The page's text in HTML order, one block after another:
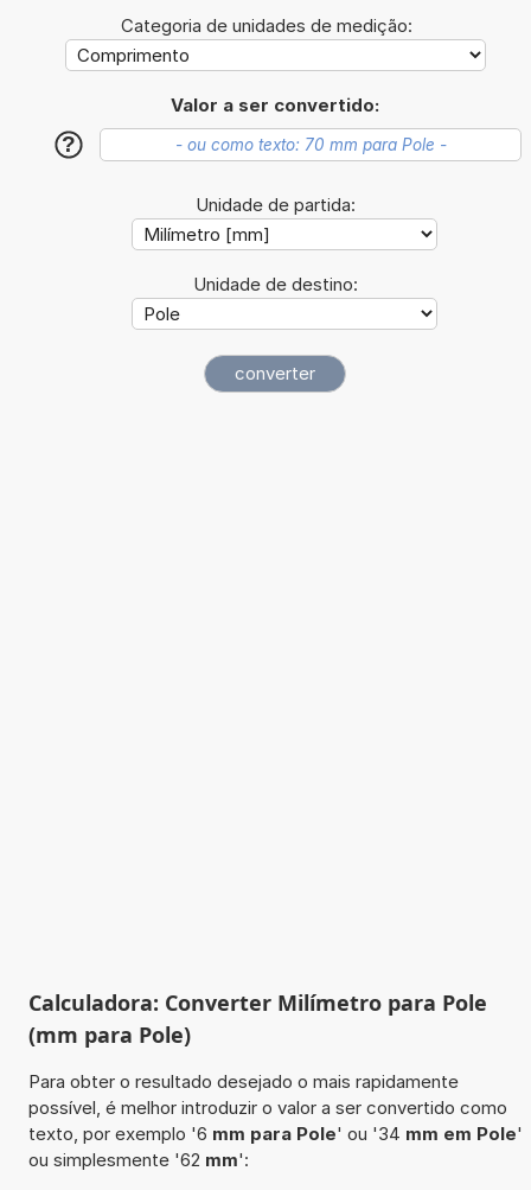
Categoria de unidades de medição:
Valor a ser convertido:
?
Unidade de partida:
Unidade de destino:
Calculadora: Converter Milímetro para Pole
(mm para Pole)
Para obter o resultado desejado o mais rapidamente
possível, é melhor introduzir o valor a ser convertido como
texto, por exemplo '6 mm para Pole' ou '34 mm em Pole'
ou simplesmente '62 mm':